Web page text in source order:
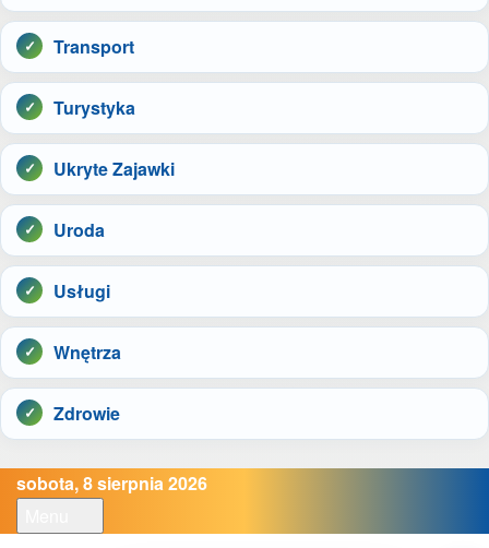
Transport
Turystyka
Ukryte Zajawki
Uroda
Usługi
Wnętrza
Zdrowie
sobota, 8 sierpnia 2026